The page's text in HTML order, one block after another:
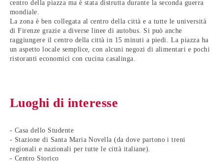
centro della piazza ma è stata distrutta durante la seconda guerra
mondiale.
La zona è ben collegata al centro della città e a tutte le università
di Firenze grazie a diverse linee di autobus. Si può anche
raggiungere il centro della città in 15 minuti a piedi. La piazza ha
un aspetto locale semplice, con alcuni negozi di alimentari e pochi
ristoranti economici con cucina casalinga.
Luoghi di interesse
- Casa dello Studente
- Stazione di Santa Maria Novella (da dove partono i treni
regionali e nazionali per tutte le città italiane).
- Centro Storico